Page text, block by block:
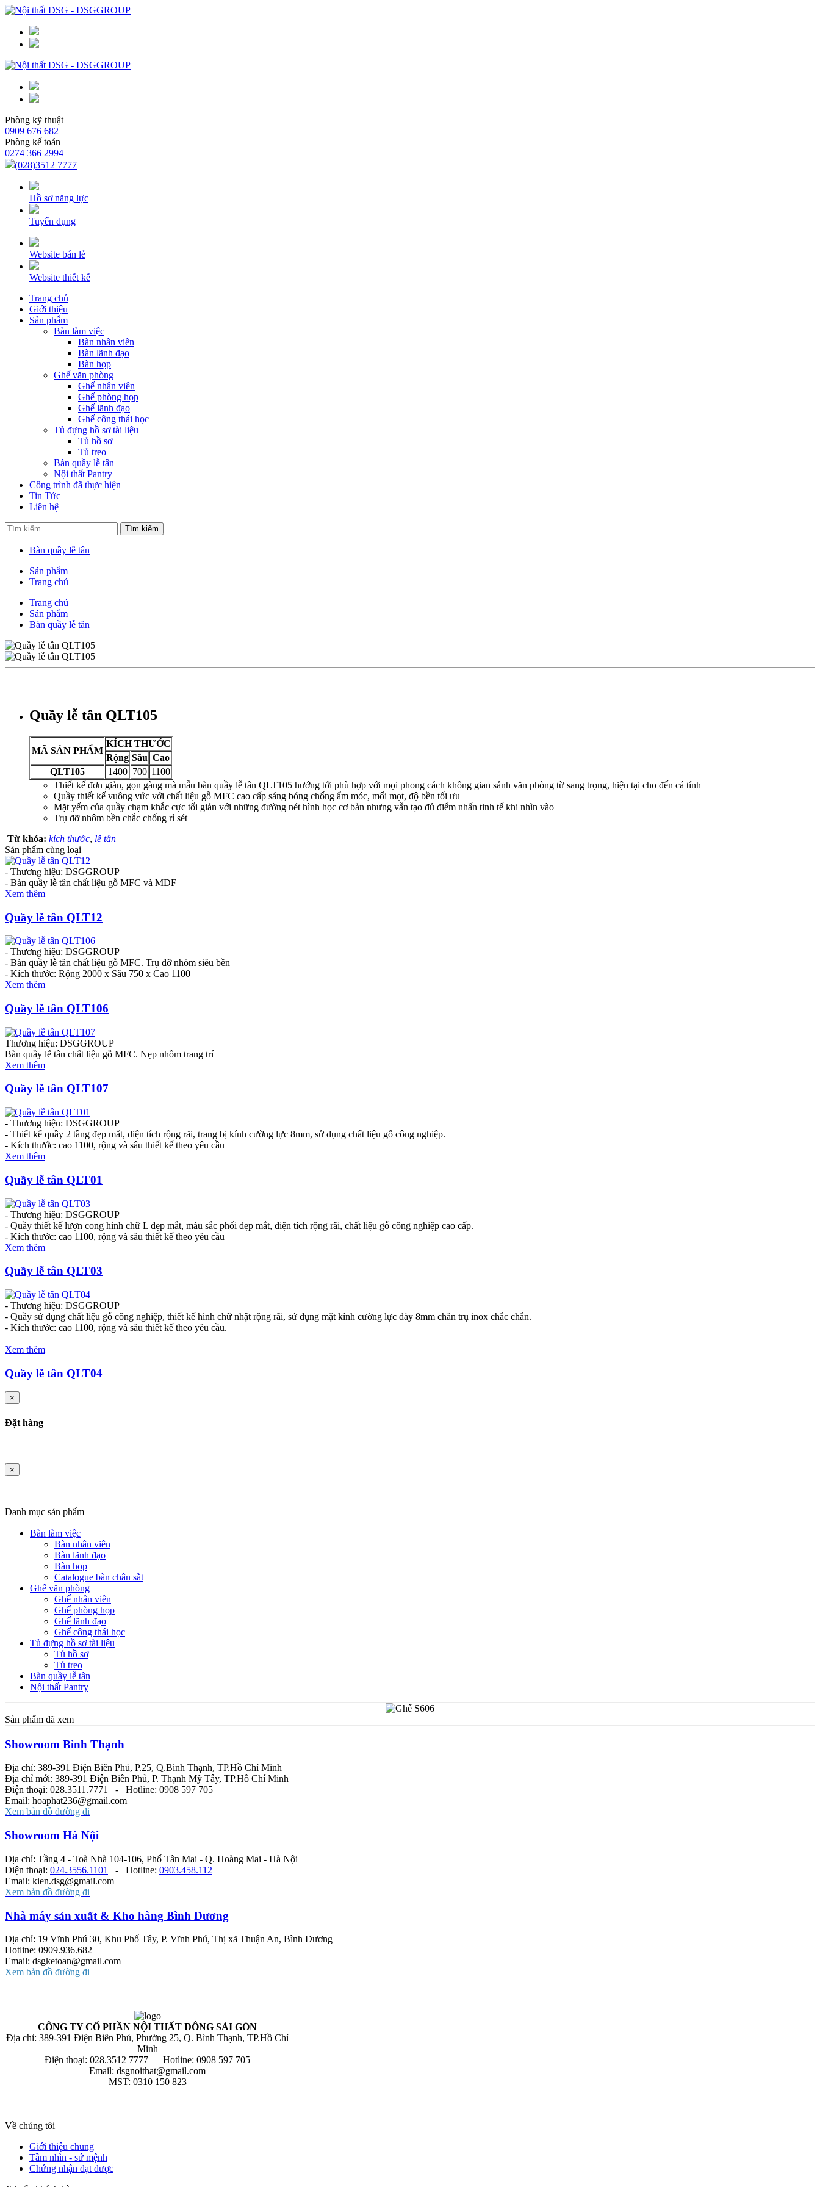
Phòng kỹ thuật
0909 676 682
Phòng kế toán
0274 366 2994
(028)3512 7777
Hồ sơ năng lực
Tuyển dụng
Website bán lẻ
Website thiết kế
Trang chủ
Giới thiệu
Sản phẩm
Bàn làm việc
Bàn nhân viên
Bàn lãnh đạo
Bàn họp
Ghế văn phòng
Ghế nhân viên
Ghế phòng họp
Ghế lãnh đạo
Ghế công thái học
Tủ đựng hồ sơ tài liệu
Tủ hồ sơ
Tủ treo
Bàn quầy lễ tân
Nội thất Pantry
Công trình đã thực hiện
Tin Tức
Liên hệ
Tìm kiếm
Bàn quầy lễ tân
Sản phẩm
Trang chủ
Trang chủ
Sản phẩm
Bàn quầy lễ tân
Quầy lễ tân QLT105
MÃ SẢN PHẨM
KÍCH THƯỚC
Rộng Sâu Cao
QLT105
1400 700 1100
Thiết kế đơn giản, gọn gàng mà mẫu bàn quầy lễ tân QLT105 hướng tới phù hợp với mọi phong cách không gian sảnh văn phòng từ sang trọng, hiện tại cho đến cá tính
Quầy thiết kế vuông vức với chất liệu gỗ MFC cao cấp sáng bóng chống ẩm móc, mối mọt, độ bền tối ưu
Mặt yếm của quầy chạm khắc cực tối giản với những đường nét hình học cơ bản nhưng vẫn tạo đủ điểm nhấn tinh tế khi nhìn vào
Trụ đỡ nhôm bền chắc chống rỉ sét
Từ khóa: kích thước, lễ tân
Sản phẩm cùng loại
- Thương hiệu: DSGGROUP
- Bàn quầy lễ tân chất liệu gỗ MFC và MDF
Xem thêm
Quầy lễ tân QLT12
- Thương hiệu: DSGGROUP
- Bàn quầy lễ tân chất liệu gỗ MFC. Trụ đỡ nhôm siêu bền
- Kích thước: Rộng 2000 x Sâu 750 x Cao 1100
Xem thêm
Quầy lễ tân QLT106
Thương hiệu: DSGGROUP
Bàn quầy lễ tân chất liệu gỗ MFC. Nẹp nhôm trang trí
Xem thêm
Quầy lễ tân QLT107
- Thương hiệu: DSGGROUP
- Thiết kế quầy 2 tầng đẹp mắt, diện tích rộng rãi, trang bị kính cường lực 8mm, sử dụng chất liệu gỗ công nghiệp.
- Kích thước: cao 1100, rộng và sâu thiết kế theo yêu cầu
Xem thêm
Quầy lễ tân QLT01
- Thương hiệu: DSGGROUP
- Quầy thiết kế lượn cong hình chữ L đẹp mắt, màu sắc phối đẹp mắt, diện tích rộng rãi, chất liệu gỗ công nghiệp cao cấp.
- Kích thước: cao 1100, rộng và sâu thiết kế theo yêu cầu
Xem thêm
Quầy lễ tân QLT03
- Thương hiệu: DSGGROUP
- Quầy sử dụng chất liệu gỗ công nghiệp, thiết kế hình chữ nhật rộng rãi, sử dụng mặt kính cường lực dày 8mm chân trụ inox chắc chắn.
- Kích thước: cao 1100, rộng và sâu thiết kế theo yêu cầu.
Xem thêm
Quầy lễ tân QLT04
×
Đặt hàng
×
Danh mục sản phẩm
Bàn làm việc
Bàn nhân viên
Bàn lãnh đạo
Bàn họp
Catalogue bàn chân sắt
Ghế văn phòng
Ghế nhân viên
Ghế phòng họp
Ghế lãnh đạo
Ghế công thái học
Tủ đựng hồ sơ tài liệu
Tủ hồ sơ
Tủ treo
Bàn quầy lễ tân
Nội thất Pantry
Sản phẩm đã xem
Showroom Bình Thạnh
Địa chỉ: 389-391 Điện Biên Phủ, P.25, Q.Bình Thạnh, TP.Hồ Chí Minh
Địa chỉ mới: 389-391 Điện Biên Phủ, P. Thạnh Mỹ Tây, TP.Hồ Chí Minh
Điện thoại: 028.3511.7771 - Hotline: 0908 597 705
Email: hoaphat236@gmail.com
Xem bản đồ đường đi
Showroom Hà Nội
Địa chỉ: Tầng 4 - Toà Nhà 104-106, Phố Tân Mai - Q. Hoàng Mai - Hà Nội
Điện thoại: 024.3556.1101 - Hotline: 0903.458.112
Email: kien.dsg@gmail.com
Xem bản đồ đường đi
Nhà máy sản xuất & Kho hàng Bình Dương
Địa chỉ: 19 Vĩnh Phú 30, Khu Phố Tây, P. Vĩnh Phú, Thị xã Thuận An, Bình Dương
Hotline: 0909.936.682
Email: dsgketoan@gmail.com
Xem bản đồ đường đi
CÔNG TY CỔ PHẦN NỘI THẤT ĐÔNG SÀI GÒN
Địa chỉ: 389-391 Điện Biên Phủ, Phường 25, Q. Bình Thạnh, TP.Hồ Chí
Minh
Điện thoại: 028.3512 7777 Hotline: 0908 597 705
Email: dsgnoithat@gmail.com
MST: 0310 150 823
Về chúng tôi
Giới thiệu chung
Tầm nhìn - sứ mệnh
Chứng nhận đạt được